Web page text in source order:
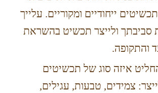
ייחודיים ומקוריים. עלייך
סביבתך ולייצר תכשיט בהשראת
והתקופה.
איזה סוג של תכשיטים
צמידים, טבעות, עגילים,